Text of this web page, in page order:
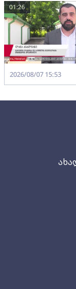
01:26
2026/08/07 15:53